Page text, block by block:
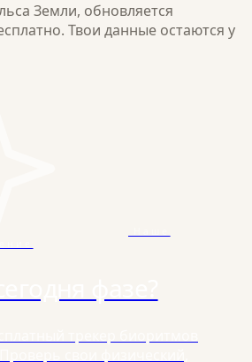
Земли, обновляется
Твои данные остаются у